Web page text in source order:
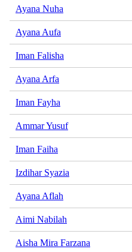
Ayana Nuha
Ayana Aufa
Iman Falisha
Ayana Arfa
Iman Fayha
Ammar Yusuf
Iman Faiha
Izdihar Syazia
Ayana Aflah
Aimi Nabilah
Aisha Mira Farzana